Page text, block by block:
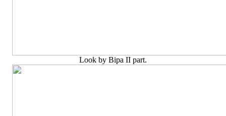
Look by Bipa II part.